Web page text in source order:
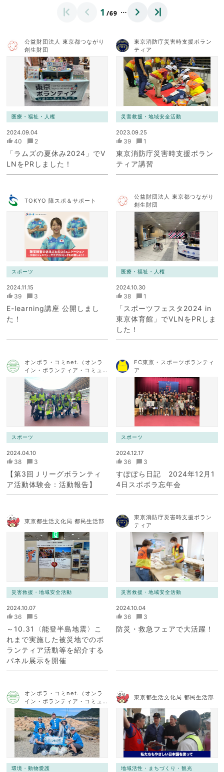
1 /69 …
公益財団法人 東京都つながり
創生財団
医療・福祉・人権
2024.09.04
40 2
「ラムズの夏休み2024」でV
LNをPRしました！
東京消防庁災害時支援ボラン
ティア
災害救援・地域安全活動
2023.09.25
39 1
東京消防庁災害時支援ボラン
ティア講習
TOKYO 障スポ＆サポート
スポーツ
2024.11.15
39 3
E-learning講座 公開しまし
た！
公益財団法人 東京都つながり
創生財団
医療・福祉・人権
2024.10.30
38 1
「スポーツフェスタ2024 in
東京体育館」でVLNをPRしま
した！
オンボラ・コミnet.（オンラ
イン・ボランティア・コミュ
ニケーション・ネットワー
ク）
スポーツ
2024.04.10
38 3
【第3回Ｊリーグボランティ
ア活動体験会：活動報告】
FC東京・スポーツボランティ
ア
スポーツ
2024.12.17
36 3
すぽぼら日記 2024年12月1
4日スポボラ忘年会
東京都生活文化局 都民生活部
災害救援・地域安全活動
2024.10.07
36 5
～10.31〈能登半島地震〉こ
れまで実施した被災地でのボ
ランティア活動等を紹介する
パネル展示を開催
東京消防庁災害時支援ボラン
ティア
災害救援・地域安全活動
2024.10.04
36 3
防災・救急フェアで大活躍！
オンボラ・コミnet.（オンラ
イン・ボランティア・コミュ
ニケーション・ネットワー
ク）
環境・動物愛護
東京都生活文化局 都民生活部
地域活性・まちづくり・観光